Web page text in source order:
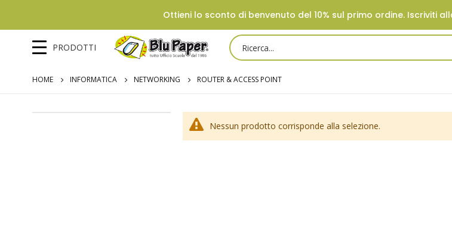
Ottieni lo sconto di benvenuto del 10% sul primo ordine. Iscriviti
PRODOTTI
HOME INFORMATICA NETWORKING ROUTER & ACCESS POINT
Nessun prodotto corrisponde alla selezione.